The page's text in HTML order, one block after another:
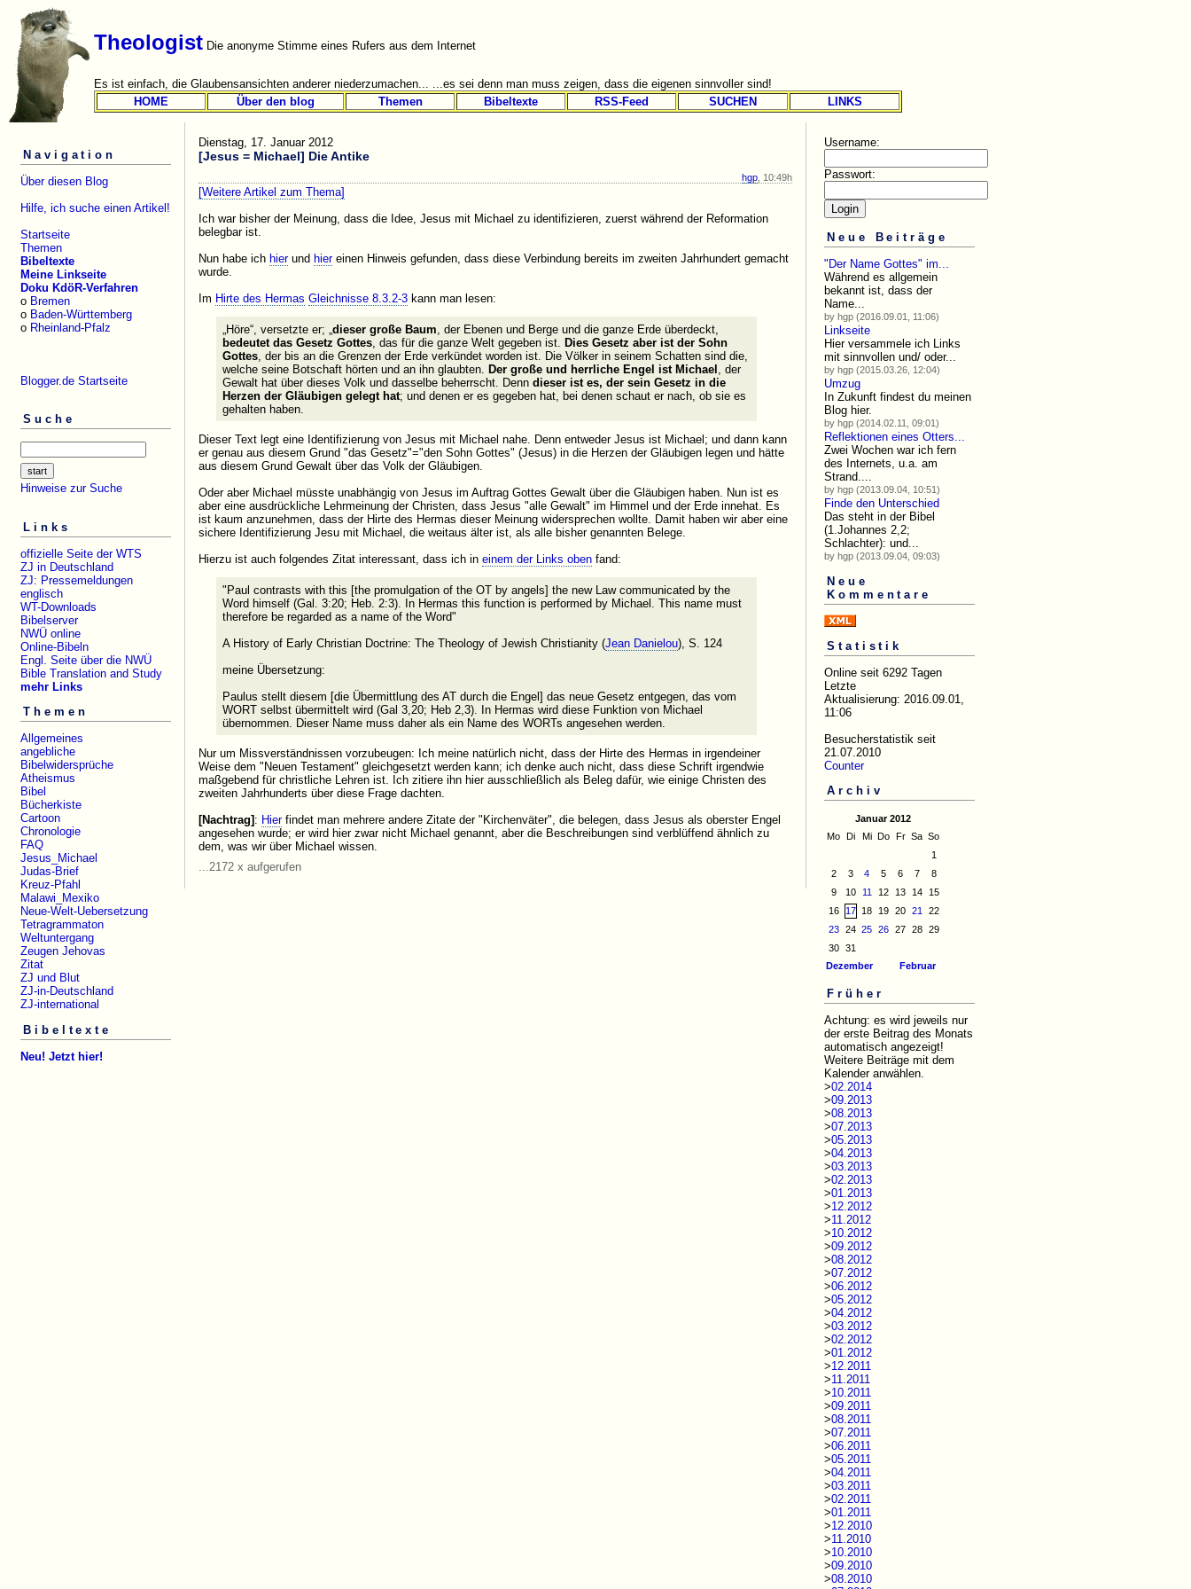
Theologist Die anonyme Stimme eines Rufers aus dem Internet
Es ist einfach, die Glaubensansichten anderer niederzumachen... ...es sei denn man muss zeigen, dass die eigenen sinnvoller sind!
HOME
Über den blog Themen Bibeltexte RSS-Feed SUCHEN LINKS
Navigation
Über diesen Blog
Hilfe, ich suche einen Artikel!
Startseite
Themen
Bibeltexte
Meine Linkseite
Doku KdöR-Verfahren
o Bremen
o Baden-Württemberg
o Rheinland-Pfalz
Blogger.de Startseite
Suche
Hinweise zur Suche
Links
offizielle Seite der WTS
ZJ in Deutschland
ZJ: Pressemeldungen
englisch
WT-Downloads
Bibelserver
NWÜ online
Online-Bibeln
Engl. Seite über die NWÜ
Bible Translation and Study
mehr Links
Themen
Allgemeines
angebliche
Bibelwidersprüche
Atheismus
Bibel
Bücherkiste
Cartoon
Chronologie
FAQ
Jesus_Michael
Judas-Brief
Kreuz-Pfahl
Malawi_Mexiko
Neue-Welt-Uebersetzung
Tetragrammaton
Weltuntergang
Zeugen Jehovas
Zitat
ZJ und Blut
ZJ-in-Deutschland
ZJ-international
Bibeltexte
Neu! Jetzt hier!
Dienstag, 17. Januar 2012
[Jesus = Michael] Die Antike
hgp , 10:49h
[Weitere Artikel zum Thema]
Ich war bisher der Meinung, dass die Idee, Jesus mit Michael zu identifizieren, zuerst während der Reformation
belegbar ist.
Nun habe ich hierund hiereinen Hinweis gefunden, dass diese Verbindung bereits im zweiten Jahrhundert gemacht
wurde.
Im Hirte des Hermas Gleichnisse 8.3.2-3 kann man lesen:
„Höre“, versetzte er; „ dieser große Baum , der Ebenen und Berge und die ganze Erde überdeckt,
bedeutet das Gesetz Gottes, das für die ganze Welt gegeben ist. Dies Gesetz aber ist der Sohn
Gottes, der bis an die Grenzen der Erde verkündet worden ist. Die Völker in seinem Schatten sind die,
welche seine Botschaft hörten und an ihn glaubten. Der große und herrliche Engel ist Michael , der
Gewalt hat über dieses Volk und dasselbe beherrscht. Denn dieser ist es, der sein Gesetz in die
Herzen der Gläubigen gelegt hat; und denen er es gegeben hat, bei denen schaut er nach, ob sie es
gehalten haben.
Dieser Text legt eine Identifizierung von Jesus mit Michael nahe. Denn entweder Jesus ist Michael; und dann kann
er genau aus diesem Grund "das Gesetz"="den Sohn Gottes" (Jesus) in die Herzen der Gläubigen legen und hätte
aus diesem Grund Gewalt über das Volk der Gläubigen.
Oder aber Michael müsste unabhängig von Jesus im Auftrag Gottes Gewalt über die Gläubigen haben. Nun ist es
aber eine ausdrückliche Lehrmeinung der Christen, dass Jesus "alle Gewalt" im Himmel und der Erde innehat. Es
ist kaum anzunehmen, dass der Hirte des Hermas dieser Meinung widersprechen wollte. Damit haben wir aber eine
sichere Identifizierung Jesu mit Michael, die weitaus älter ist, als alle bisher genannten Belege.
Hierzu ist auch folgendes Zitat interessant, dass ich in einem der Links oben fand:
"Paul contrasts with this [the promulgation of the OT by angels] the new Law communicated by the
Word himself (Gal. 3:20; Heb. 2:3). In Hermas this function is performed by Michael. This name must
therefore be regarded as a name of the Word"
A History of Early Christian Doctrine: The Theology of Jewish Christianity (Jean Danielou), S. 124
meine Übersetzung:
Paulus stellt diesem [die Übermittlung des AT durch die Engel] das neue Gesetz entgegen, das vom
WORT selbst übermittelt wird (Gal 3,20; Heb 2,3). In Hermas wird diese Funktion von Michael
übernommen. Dieser Name muss daher als ein Name des WORTs angesehen werden.
Nur um Missverständnissen vorzubeugen: Ich meine natürlich nicht, dass der Hirte des Hermas in irgendeiner
Weise dem "Neuen Testament" gleichgesetzt werden kann; ich denke auch nicht, dass diese Schrift irgendwie
maßgebend für christliche Lehren ist. Ich zitiere ihn hier ausschließlich als Beleg dafür, wie einige Christen des
zweiten Jahrhunderts über diese Frage dachten.
[Nachtrag] : Hierfindet man mehrere andere Zitate der "Kirchenväter", die belegen, dass Jesus als oberster Engel
angesehen wurde; er wird hier zwar nicht Michael genannt, aber die Beschreibungen sind verblüffend ähnlich zu
dem, was wir über Michael wissen.
...2172 x aufgerufen
Username:
Passwort:
Neue Beiträge
"Der Name Gottes" im...
Während es allgemein
bekannt ist, dass der
Name...
by hgp (2016.09.01, 11:06)
Linkseite
Hier versammele ich Links
mit sinnvollen und/ oder...
by hgp (2015.03.26, 12:04)
Umzug
In Zukunft findest du meinen
Blog hier.
by hgp (2014.02.11, 09:01)
Reflektionen eines Otters...
Zwei Wochen war ich fern
des Internets, u.a. am
Strand....
by hgp (2013.09.04, 10:51)
Finde den Unterschied
Das steht in der Bibel
(1.Johannes 2,2;
Schlachter): und...
by hgp (2013.09.04, 09:03)
Neue
Kommentare
Statistik
Online seit 6292 Tagen
Letzte
Aktualisierung: 2016.09.01,
11:06
Besucherstatistik seit
21.07.2010
Counter
Archiv
Januar 2012
Mo
Di Mi Do Fr Sa So
1
2
3 4 5 6 7
8
9
10 11 12 13 14
15
16
17 18 19 20 21
22
23
24 25 26 27 28
29
30
31
Dezember
Februar
Früher
Achtung: es wird jeweils nur
der erste Beitrag des Monats
automatisch angezeigt!
Weitere Beiträge mit dem
Kalender anwählen.
>02.2014
>09.2013
>08.2013
>07.2013
>05.2013
>04.2013
>03.2013
>02.2013
>01.2013
>12.2012
>11.2012
>10.2012
>09.2012
>08.2012
>07.2012
>06.2012
>05.2012
>04.2012
>03.2012
>02.2012
>01.2012
>12.2011
>11.2011
>10.2011
>09.2011
>08.2011
>07.2011
>06.2011
>05.2011
>04.2011
>03.2011
>02.2011
>01.2011
>12.2010
>11.2010
>10.2010
>09.2010
>08.2010